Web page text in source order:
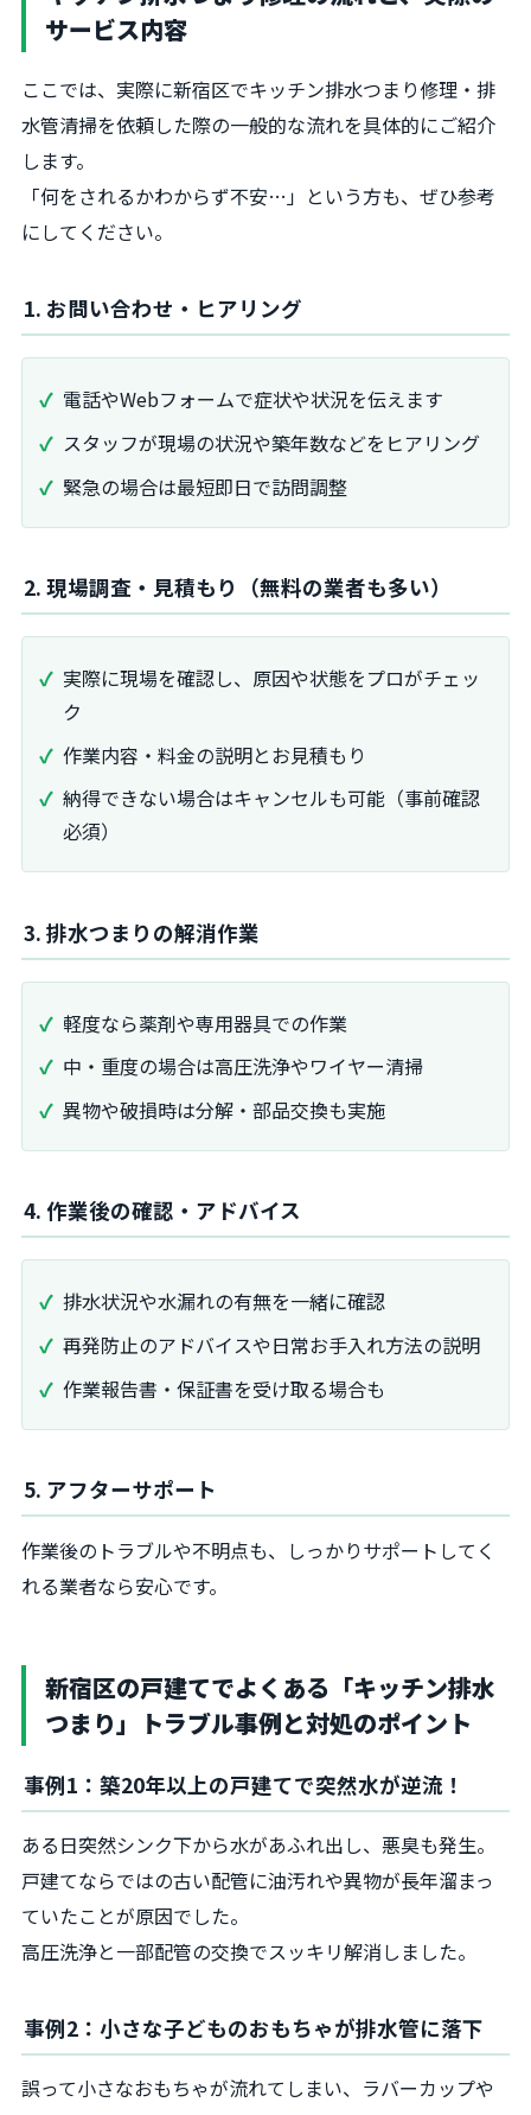
サービス内容
ここでは、実際に新宿区でキッチン排水つまり修理・排
水管清掃を依頼した際の一般的な流れを具体的にご紹介
します。
「何をされるかわからず不安…」という方も、ぜひ参考
にしてください。
1. お問い合わせ・ヒアリング
電話やWebフォームで症状や状況を伝えます
スタッフが現場の状況や築年数などをヒアリング
緊急の場合は最短即日で訪問調整
2. 現場調査・見積もり（無料の業者も多い）
実際に現場を確認し、原因や状態をプロがチェッ
ク
作業内容・料金の説明とお見積もり
納得できない場合はキャンセルも可能（事前確認
必須）
3. 排水つまりの解消作業
軽度なら薬剤や専用器具での作業
中・重度の場合は高圧洗浄やワイヤー清掃
異物や破損時は分解・部品交換も実施
4. 作業後の確認・アドバイス
排水状況や水漏れの有無を一緒に確認
再発防止のアドバイスや日常お手入れ方法の説明
作業報告書・保証書を受け取る場合も
5. アフターサポート
作業後のトラブルや不明点も、しっかりサポートしてく
れる業者なら安心です。
新宿区の戸建てでよくある「キッチン排水
つまり」トラブル事例と対処のポイント
事例1：築20年以上の戸建てで突然水が逆流！
ある日突然シンク下から水があふれ出し、悪臭も発生。
戸建てならではの古い配管に油汚れや異物が長年溜まっ
ていたことが原因でした。
高圧洗浄と一部配管の交換でスッキリ解消しました。
事例2：小さな子どものおもちゃが排水管に落下
誤って小さなおもちゃが流れてしまい、ラバーカップや